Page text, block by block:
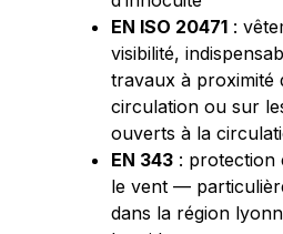
EN ISO 20471 :
visibilité,
travaux à proximité
circulation ou sur
ouverts à la
EN 343 : protection
le vent —
dans la région